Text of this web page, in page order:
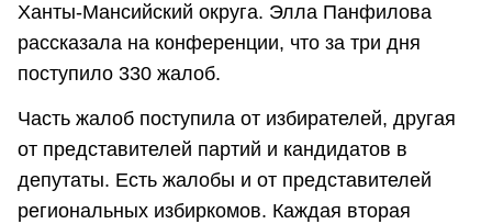
Ханты-Мансийский округа. Элла Панфилова
рассказала на конференции, что за три дня
поступило 330 жалоб.
Часть жалоб поступила от избирателей, другая
от представителей партий и кандидатов в
депутаты. Есть жалобы и от представителей
региональных избиркомов. Каждая вторая